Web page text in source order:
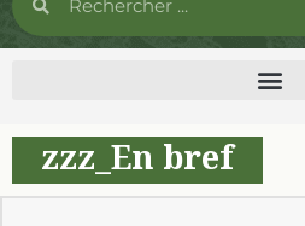
zzz_En bref